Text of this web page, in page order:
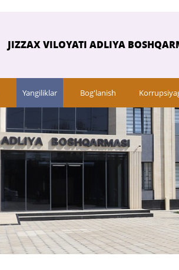
JIZZAX VILOYATI ADLIYA
Yangiliklar Bog'lanish